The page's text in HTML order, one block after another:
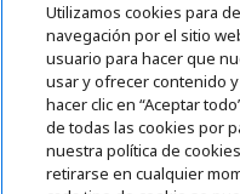
Profesional?
CONTÁCTANOS |
Utilizamos cookies para
navegación por el sitio
usuario para hacer que
usar y ofrecer contenido
hacer clic en “Aceptar
de todas las cookies por
nuestra política de
retirarse en cualquier